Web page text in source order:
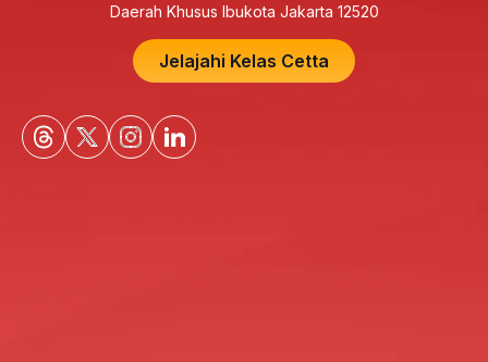
Daerah Khusus Ibukota Jakarta 12520
Jelajahi Kelas Cetta